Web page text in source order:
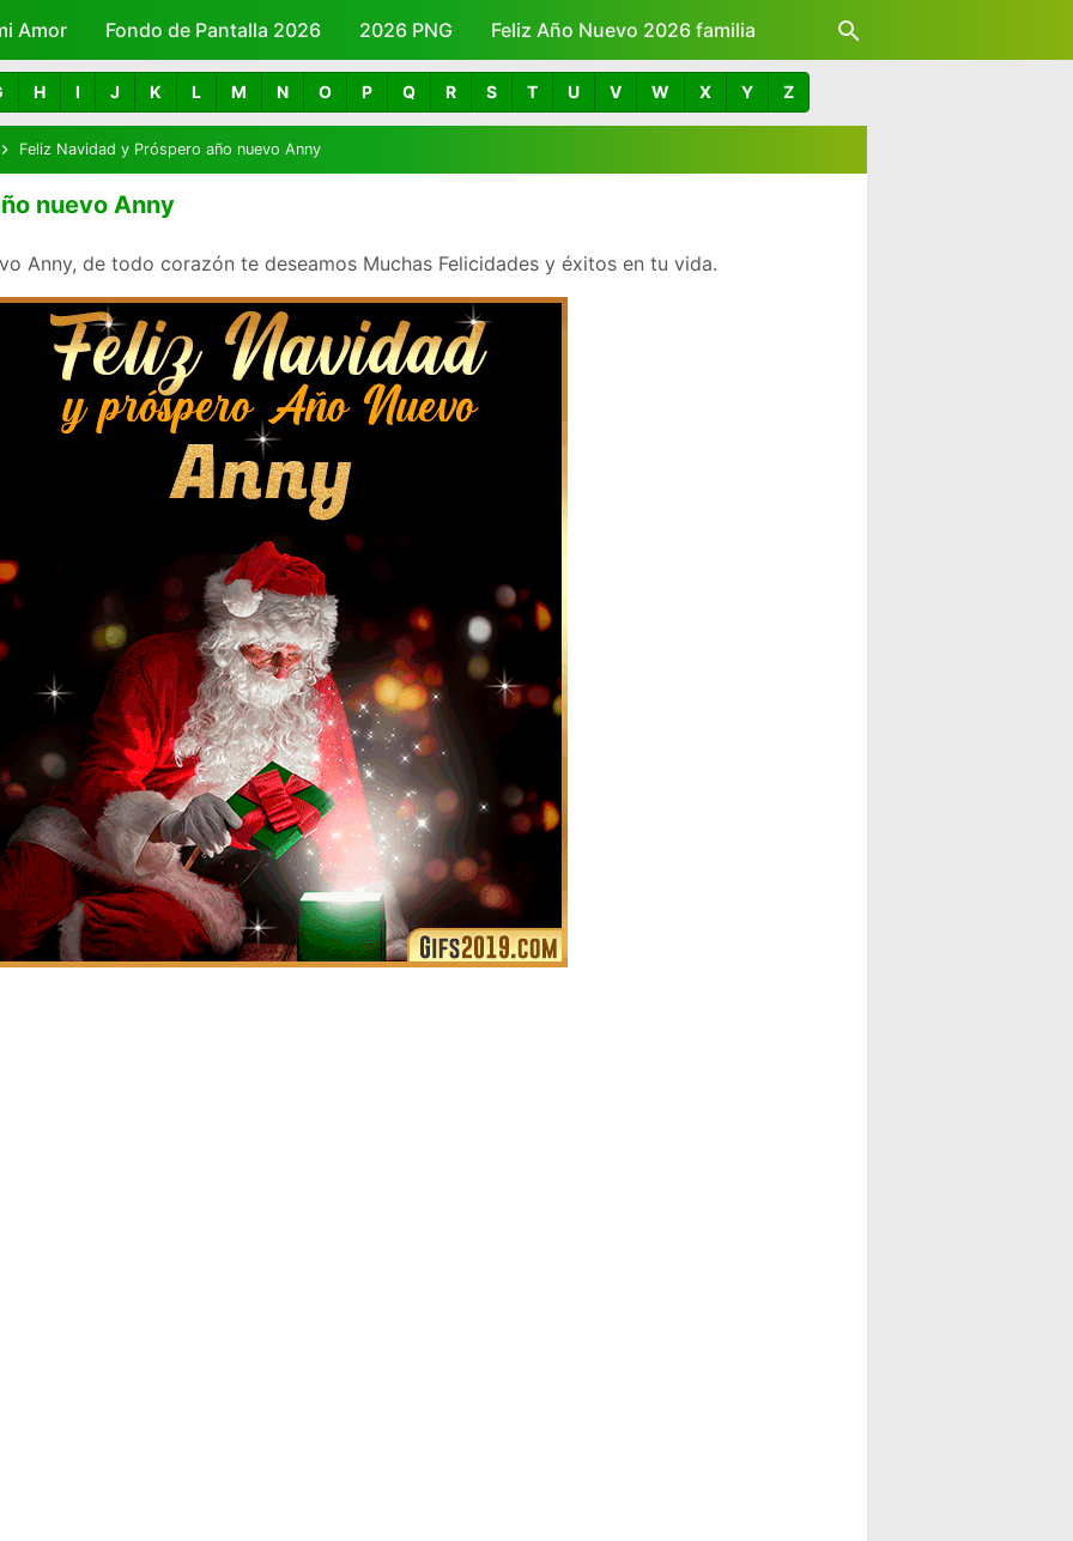
Skip to main content
Amor Fondo de Pantalla 2026 2026 PNG Feliz Año Nuevo 2026 familia
H I J K L M N O P Q R S T U V W X Y Z
Feliz Navidad y Próspero año nuevo Anny
nuevo Anny
Anny, de todo corazón te deseamos Muchas Felicidades y éxitos en tu vida.